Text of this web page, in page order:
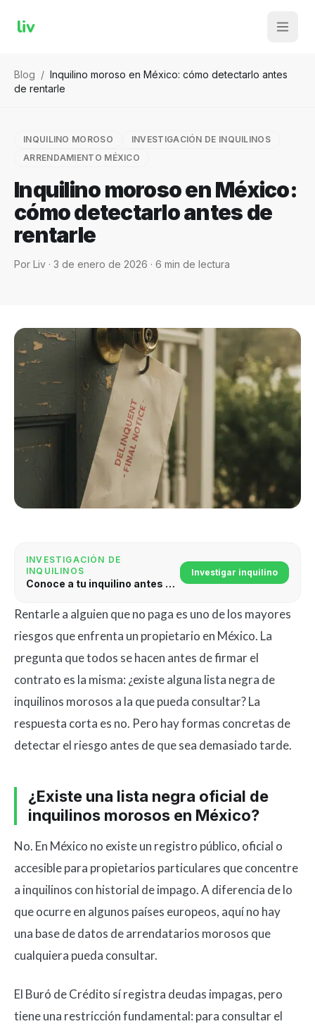
liv
Blog / Inquilino moroso en México: cómo detectarlo antes
de rentarle
INQUILINO MOROSO
INVESTIGACIÓN DE INQUILINOS
ARRENDAMIENTO MÉXICO
Inquilino moroso en México:
cómo detectarlo antes de
rentarle
Por Liv · 3 de enero de 2026 · 6 min de lectura
Rentarle a alguien que no paga es uno de los mayores
riesgos que enfrenta un propietario en México. La
pregunta que todos se hacen antes de firmar el
contrato es la misma: ¿existe alguna lista negra de
inquilinos morosos a la que pueda consultar? La
respuesta corta es no. Pero hay formas concretas de
detectar el riesgo antes de que sea demasiado tarde.
¿Existe una lista negra oficial de
inquilinos morosos en México?
No. En México no existe un registro público, oficial o
accesible para propietarios particulares que concentre
a inquilinos con historial de impago. A diferencia de lo
que ocurre en algunos países europeos, aquí no hay
una base de datos de arrendatarios morosos que
cualquiera pueda consultar.
El Buró de Crédito sí registra deudas impagas, pero
tiene una restricción fundamental: para consultar el
INVESTIGACIÓN DE
INQUILINOS
Conoce a tu inquilino antes de firmar
Investigar inquilino